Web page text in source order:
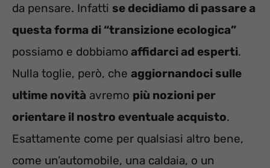
da pensare. Infatti se decidiamo di passare a
questa forma di “transizione ecologica”
possiamo e dobbiamo affidarci ad esperti.
Nulla toglie, però, che aggiornandoci sulle
ultime novità avremo più nozioni per
orientare il nostro eventuale acquisto.
Esattamente come per qualsiasi altro bene,
come un’automobile, una caldaia, o un